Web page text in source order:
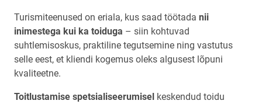
Turismiteenused on eriala, kus saad töötada nii
inimestega kui ka toiduga – siin kohtuvad
suhtlemisoskus, praktiline tegutsemine ning vastutus
selle eest, et kliendi kogemus oleks algusest lõpuni
kvaliteetne.
Toitlustamise spetsialiseerumisel keskendud toidu